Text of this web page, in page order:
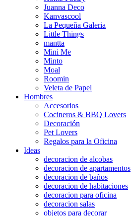
Juanna Deco
Kanvascool
La Pequeña Galeria
Little Things
mantta
Mini Me
Minto
Moal
Roomin
Veleta de Papel
Hombres
Accesorios
Cocineros & BBQ Lovers
Decoración
Pet Lovers
Regalos para la Oficina
Ideas
decoracion de alcobas
decoracion de apartamentos
decoracion de baños
decoracion de habitaciones
decoracion para oficina
decoracion salas
objetos para decorar